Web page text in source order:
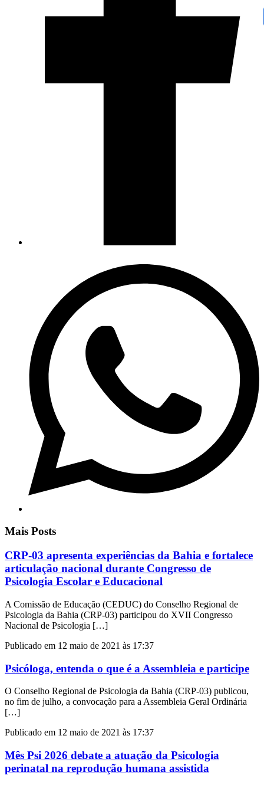
Mais Posts
CRP-03 apresenta experiências da Bahia e fortalece
articulação nacional durante Congresso de
Psicologia Escolar e Educacional
A Comissão de Educação (CEDUC) do Conselho Regional de
Psicologia da Bahia (CRP-03) participou do XVII Congresso
Nacional de Psicologia […]
Publicado em 12 maio de 2021 às 17:37
Psicóloga, entenda o que é a Assembleia e participe
O Conselho Regional de Psicologia da Bahia (CRP-03) publicou,
no fim de julho, a convocação para a Assembleia Geral Ordinária
[…]
Publicado em 12 maio de 2021 às 17:37
Mês Psi 2026 debate a atuação da Psicologia
perinatal na reprodução humana assistida